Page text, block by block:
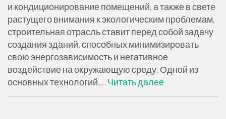
и кондиционирование помещений, а также в свете
растущего внимания к экологическим проблемам,
строительная отрасль ставит перед собой задачу
создания зданий, способных минимизировать
свою энергозависимость и негативное
воздействие на окружающую среду. Одной из
основных технологий,…Читать далее